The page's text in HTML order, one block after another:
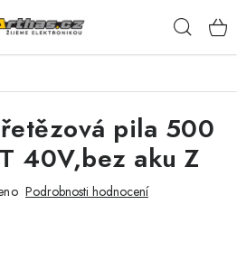
pila 500
40V,bez aku Z
Podrobnosti hodnocení